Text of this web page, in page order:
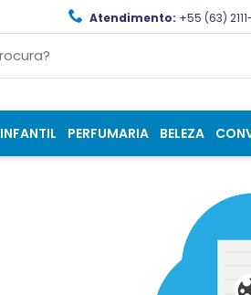
Atendimento: +55 (63)
INFANTIL PERFUMARIA BELEZA